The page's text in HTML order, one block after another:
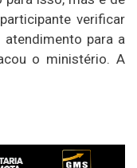
verificar
para a
o ministério. A